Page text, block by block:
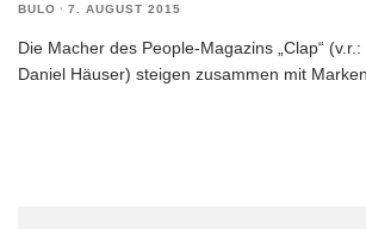
BULO · 7. AUGUST 2015
Die Macher des People-Magazins „Clap“
Daniel Häuser) steigen zusammen mit